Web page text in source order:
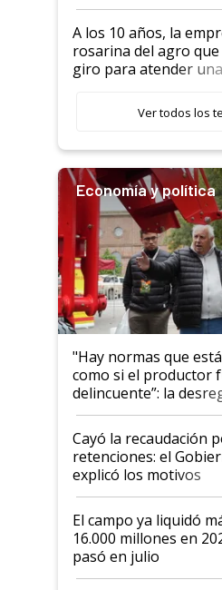
por tonelada:
semillero
A los 10 años, la
rosarina del agro que
giro para atender una
Ver todos los
Economía y política
"Hay normas que
como si el productor
delincuente”: la
al Congreso
habló del
Cayó la recaudación
retenciones: el
explicó los motivos
El campo ya liquidó
16.000 millones en
pasó en julio